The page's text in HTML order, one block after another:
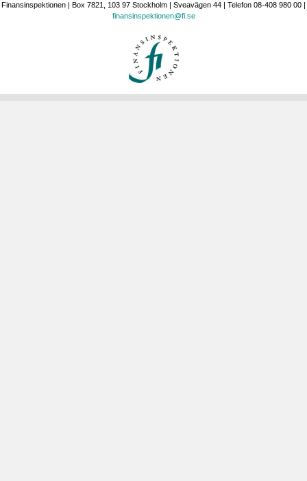
Finansinspektionen | Box 7821, 103 97 Stockholm | Sveavägen 44 | Telefon 08-408 980 00 |
finansinspektionen@fi.se